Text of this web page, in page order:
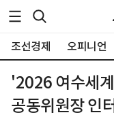
조선경제 오피니언
'2026 여수세
공동위원장 인